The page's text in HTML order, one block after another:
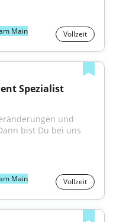
Main Vollzeit
Spezialist
und
bist Du bei uns
Main Vollzeit